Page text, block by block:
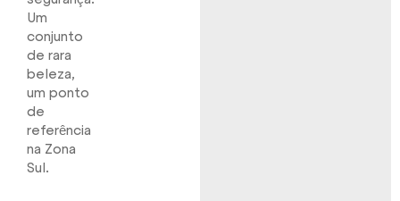
Um
conjunto
de rara
beleza,
um ponto
de
referência
na Zona
Sul.